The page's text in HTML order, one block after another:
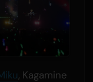
, Kagamine